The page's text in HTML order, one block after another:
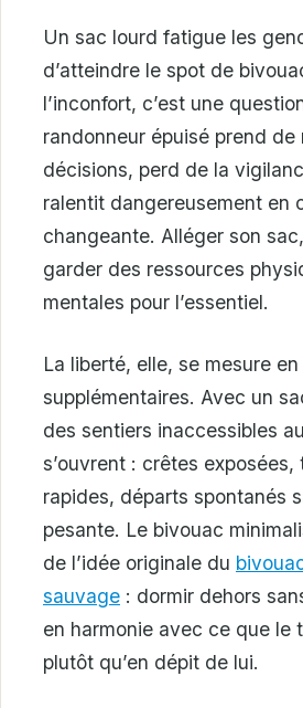
Un sac lourd fatigue les
d’atteindre le spot de
l’inconfort, c’est une
randonneur épuisé prend de
décisions, perd de la
ralentit dangereusement en
changeante. Alléger son
garder des ressources
mentales pour l’essentiel.
La liberté, elle, se mesure
supplémentaires. Avec un
des sentiers inaccessibles
s’ouvrent : crêtes exposées,
rapides, départs spontanés
pesante. Le bivouac
de l’idée originale du
sauvage : dormir dehors
en harmonie avec ce que le
plutôt qu’en dépit de lui.